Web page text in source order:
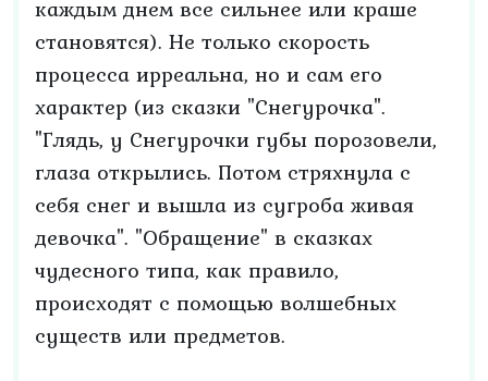
каждым днем все сильнее или краше
становятся). Не только скорость
процесса ирреальна, но и сам его
характер (из сказки "Снегурочка".
"Глядь, у Снегурочки губы порозовели,
глаза открылись. Потом стряхнула с
себя снег и вышла из сугроба живая
девочка". "Обращение" в сказках
чудесного типа, как правило,
происходят с помощью волшебных
существ или предметов.